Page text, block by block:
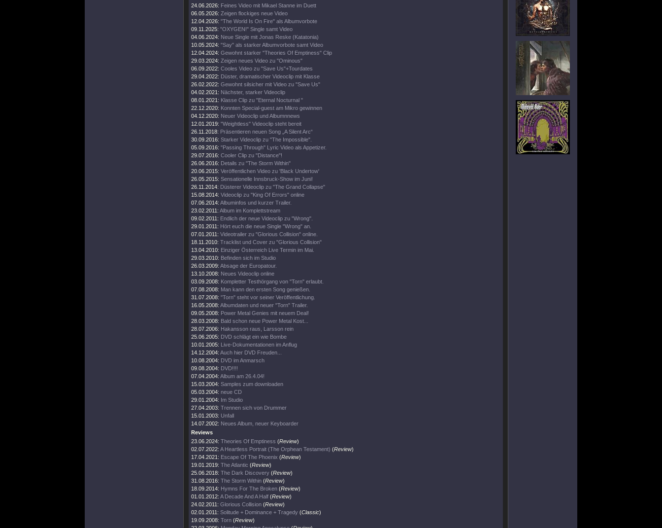
24.06.2026: Feines Video mit Mikael Stanne im Duett
06.05.2026: Zeigen flockiges neue Video
12.04.2026: "The World Is On Fire" als Albumvorbote
09.11.2025: "OXYGEN!" Single samt Video
04.06.2024: Neue Single mit Jonas Reske (Katatonia)
10.05.2024: "Say" als starker Albumvorbote samt Video
12.04.2024: Gewohnt starker "Theories Of Emptiness" Clip
29.03.2024: Zeigen neues Video zu "Ominous"
06.09.2022: Cooles Video zu "Save Us"+Tourdates
29.04.2022: Düster, dramatischer Videoclip mit Klasse
26.02.2022: Gewohnt silsicher mit Video zu "Save Us"
04.02.2021: Nächster, starker Videoclip
08.01.2021: Klasse Clip zu "Eternal Nocturnal "
22.12.2020: Konnten Special-guest am Mikro gewinnen
04.12.2020: Neuer Videoclip und Albumnnews
12.01.2019: "Weightless" Videoclip steht bereit
26.11.2018: Präsentieren neuen Song „A Silent Arc“
30.09.2016: Starker Videoclip zu "The Impossible".
05.09.2016: "Passing Through" Lyric Video als Appetizer.
29.07.2016: Cooler Clip zu "Distance"!
26.06.2016: Details zu "The Storm Within"
20.06.2015: Veröffentlichen Video zu 'Black Undertow'
26.05.2015: Sensationelle Innsbruck-Show im Juni!
26.11.2014: Düsterer Videoclip zu "The Grand Collapse"
15.08.2014: Videoclip zu "King Of Errors" online
07.06.2014: Albuminfos und kurzer Trailer.
23.02.2011: Album im Komplettstream
09.02.2011: Endlich der neue Videoclip zu "Wrong".
29.01.2011: Hört euch die neue Single "Wrong" an.
07.01.2011: Videotrailer zu "Glorious Collision" online.
18.11.2010: Tracklist und Cover zu "Glorious Collision"
13.04.2010: Einziger Österreich Live Termin im Mai.
29.03.2010: Befinden sich im Studio
26.03.2009: Absage der Europatour.
13.10.2008: Neues Videoclip online
03.09.2008: Kompletter Testhörgang von "Torn" erlaubt.
07.08.2008: Man kann den ersten Song genießen.
31.07.2008: "Torn" steht vor seiner Veröffentlichung.
16.05.2008: Albumdaten und neuer "Torn" Trailer.
09.05.2008: Power Metal Genies mit neuem Deal!
28.03.2008: Bald schon neue Power Metal Kost...
28.07.2006: Hakansson raus, Larsson rein
25.06.2005: DVD schlägt ein wie Bombe
10.01.2005: Live-Dokumentationen im Anflug
14.12.2004: Auch hier DVD Freuden...
10.08.2004: DVD im Anmarsch
09.08.2004: DVD!!!!
07.04.2004: Album am 26.4.04!
15.03.2004: Samples zum downloaden
05.03.2004: neue CD
29.01.2004: Im Studio
27.04.2003: Trennen sich von Drummer
15.01.2003: Unfall
14.07.2002: Neues Album, neuer Keyboarder
Reviews
23.06.2024: Theories Of Emptiness (Review)
02.07.2022: A Heartless Portrait (The Orphean Testament) (Review)
17.04.2021: Escape Of The Phoenix (Review)
19.01.2019: The Atlantic (Review)
25.06.2018: The Dark Discovery (Review)
31.08.2016: The Storm Within (Review)
18.09.2014: Hymns For The Broken (Review)
01.01.2012: A Decade And A Half (Review)
24.02.2011: Glorious Collision (Review)
02.01.2011: Solitude + Dominance + Tragedy (Classic)
19.09.2008: Torn (Review)